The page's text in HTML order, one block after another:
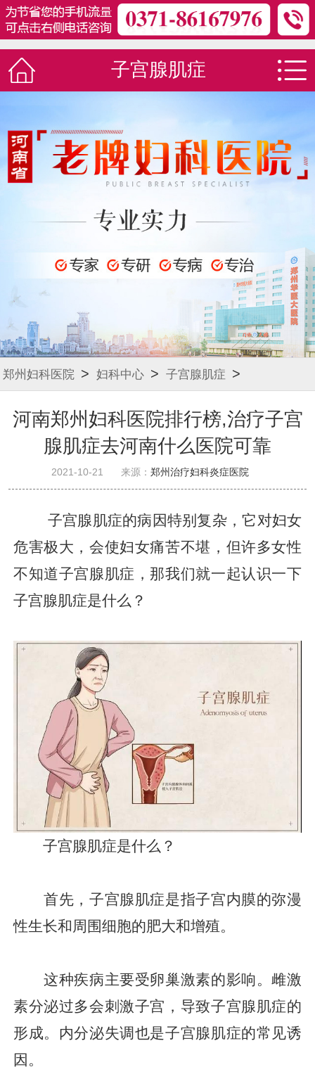
子宫腺肌症
郑州妇科医院 > 妇科中心 > 子宫腺肌症 >
河南郑州妇科医院排行榜,治疗子宫
腺肌症去河南什么医院可靠
2021-10-21 来源： 郑州治疗妇科炎症医院
子宫腺肌症的病因特别复杂，它对妇女
危害极大，会使妇女痛苦不堪，但许多女性
不知道子宫腺肌症，那我们就一起认识一下
子宫腺肌症是什么？
子宫腺肌症是什么？
首先，子宫腺肌症是指子宫内膜的弥漫
性生长和周围细胞的肥大和增殖。
这种疾病主要受卵巢激素的影响。雌激
素分泌过多会刺激子宫，导致子宫腺肌症的
形成。内分泌失调也是子宫腺肌症的常见诱
因。